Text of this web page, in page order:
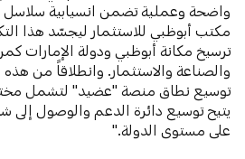
واضحة وعملية تضمن انسيابية سلاسل
مكتب أبوظبي للاستثمار ليجسّد هذا
ترسيخ مكانة أبوظبي ودولة الإمارات
والصناعة والاستثمار. وانطلاقاً من هذه
توسيع نطاق منصة "عضيد" لتشمل
يتيح توسيع دائرة الدعم والوصول إلى
على مستوى الدولة."